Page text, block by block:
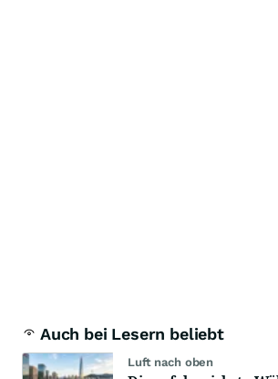
Auch bei Lesern beliebt
Luft nach oben